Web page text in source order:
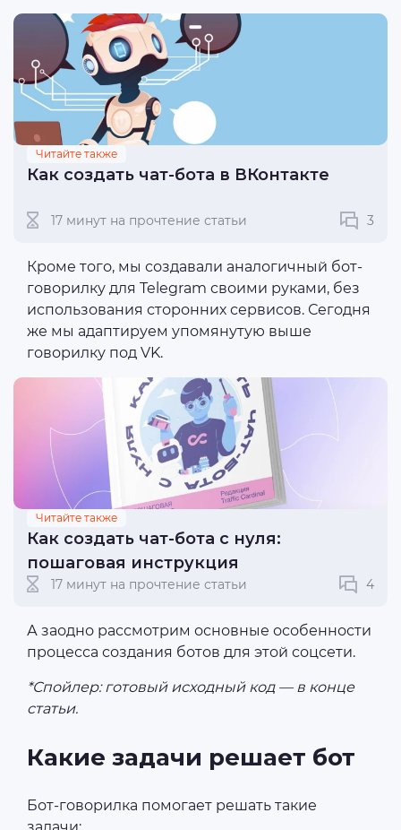
Читайте также
Как создать чат-бота в ВКонтакте
17 минут на прочтение статьи 3
Кроме того, мы создавали аналогичный бот-
говорилку для Telegram своими руками, без
использования сторонних сервисов. Сегодня
же мы адаптируем упомянутую выше
говорилку под VK.
Читайте также
Как создать чат-бота с нуля:
пошаговая инструкция
17 минут на прочтение статьи 4
А заодно рассмотрим основные особенности
процесса создания ботов для этой соцсети.
*Спойлер: готовый исходный код — в конце
статьи.
Какие задачи решает бот
Бот-говорилка помогает решать такие